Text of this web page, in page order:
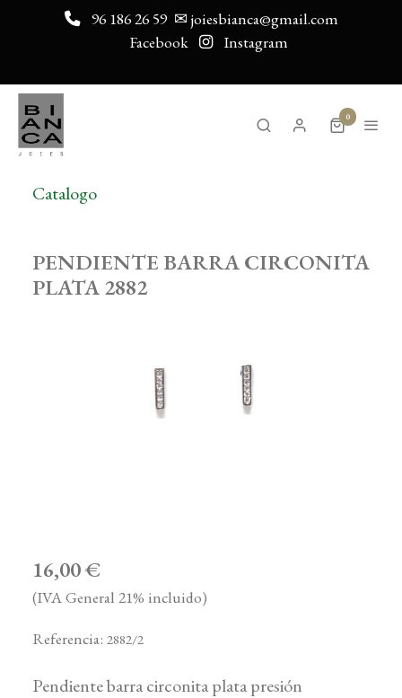
96 186 26 59 ✉ joiesbianca@gmail.com
Facebook
Instagram
0
Catalogo
PENDIENTE BARRA CIRCONITA
PLATA 2882
16,00 €
(IVA General 21% incluido)
Referencia: 2882/2
Pendiente barra circonita plata presión